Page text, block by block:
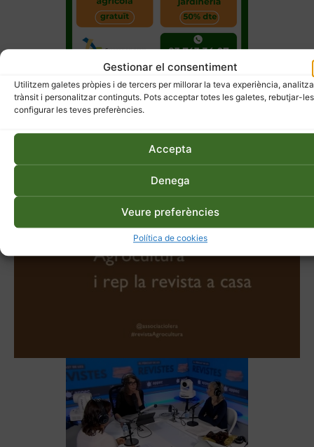
Gestionar el consentiment
Utilitzem galetes pròpies i de tercers per millorar la teva experiència,
trànsit i personalitzar continguts. Pots acceptar totes les galetes, rebutjar-
configurar les teves preferències.
Accepta
Denega
Veure preferències
Política de cookies